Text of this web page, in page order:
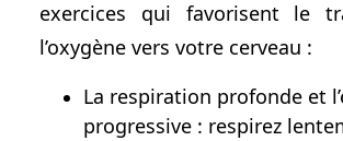
exercices qui favorisent le
l’oxygène vers votre cerveau :
La respiration profonde et
progressive : respirez